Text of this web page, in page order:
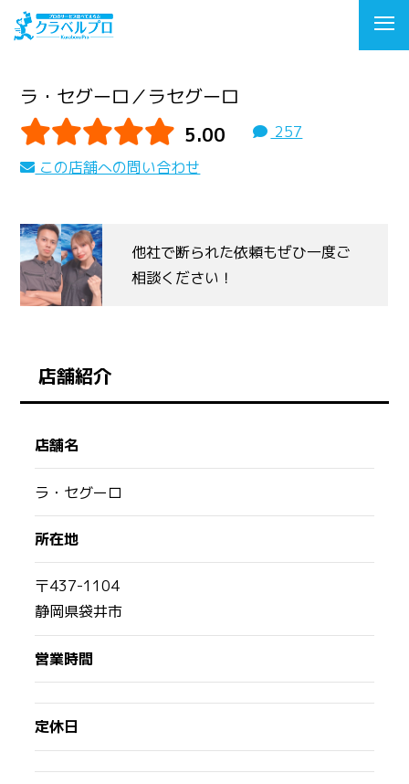
ラ・セグーロ／ラセグーロ
5.00
257
この店舗への問い合わせ
他社で断られた依頼もぜひ一度ご
相談ください！
店舗紹介
店舗名
ラ・セグーロ
所在地
〒437-1104
静岡県袋井市
営業時間
定休日